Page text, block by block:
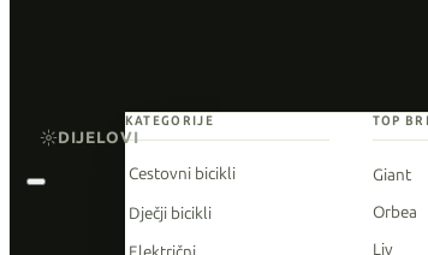
KATEGORIJE
Cestovni bicikli
Dječji bicikli
TOP
Giant
Orbea
Liv
DIJELOVI